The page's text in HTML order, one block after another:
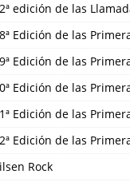
edición de las
Edición de las
Edición de las
Edición de las
Edición de las
Edición de las
Rock